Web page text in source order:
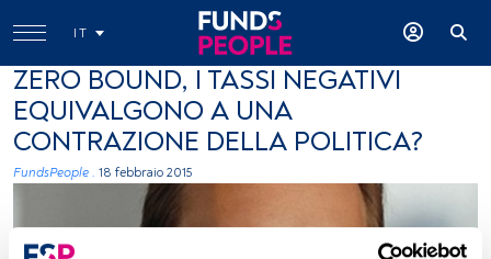
IT
ZERO BOUND, I TASSI NEGATIVI
EQUIVALGONO A UNA
CONTRAZIONE DELLA POLITICA?
FundsPeople . 18 febbraio 2015